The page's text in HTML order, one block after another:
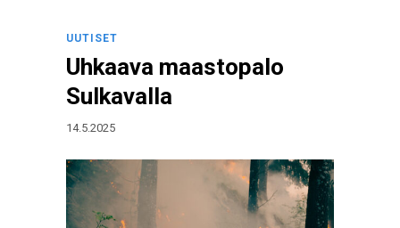
UUTISET
Uhkaava maastopalo
Sulkavalla
14.5.2025